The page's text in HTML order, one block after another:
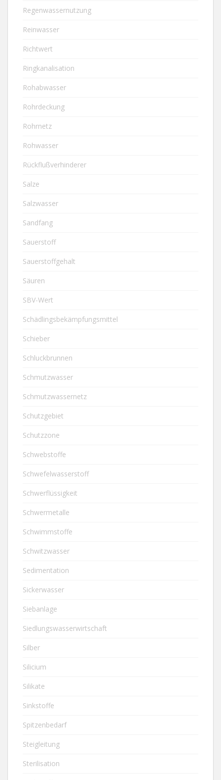
Regenwassernutzung
Reinwasser
Richtwert
Ringkanalisation
Rohabwasser
Rohrdeckung
Rohrnetz
Rohwasser
Rückflußverhinderer
Salze
Salzwasser
Sandfang
Sauerstoff
Sauerstoffgehalt
Säuren
SBV-Wert
Schädlingsbekämpfungsmittel
Schieber
Schluckbrunnen
Schmutzwasser
Schmutzwassernetz
Schutzgebiet
Schutzzone
Schwebstoffe
Schwefelwasserstoff
Schwerflüssigkeit
Schwermetalle
Schwimmstoffe
Schwitzwasser
Sedimentation
Sickerwasser
Siebanlage
Siedlungswasserwirtschaft
Silber
Silicium
Silikate
Sinkstoffe
Spitzenbedarf
Steigleitung
Sterilisation